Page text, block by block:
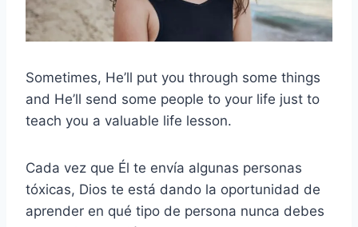
Sometimes, He’ll put you through some things
and He’ll send some people to your life just to
teach you a valuable life lesson.
Cada vez que Él te envía algunas personas
tóxicas, Dios te está dando la oportunidad de
aprender en qué tipo de persona nunca debes